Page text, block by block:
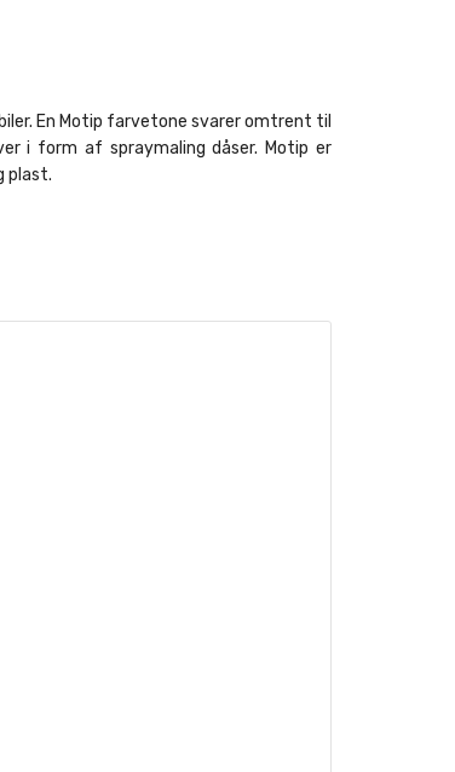
En Motip farvetone svarer omtrent til
i form af spraymaling dåser. Motip er
plast.